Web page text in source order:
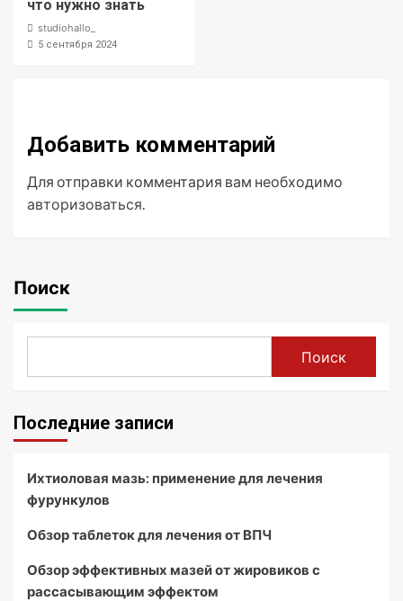
что нужно знать
studiohallo_
5 сентября 2024
Добавить комментарий
Для отправки комментария вам необходимо
авторизоваться.
Поиск
Поиск
Последние записи
Ихтиоловая мазь: применение для лечения
фурункулов
Обзор таблеток для лечения от ВПЧ
Обзор эффективных мазей от жировиков с
рассасывающим эффектом